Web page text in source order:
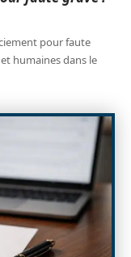
pour faute
humaines dans le